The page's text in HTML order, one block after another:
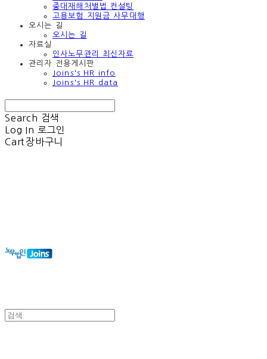
중대재해처벌법 컨설팅
고용보험 지원금 사무대행
오시는 길
오시는 길
자료실
인사노무관리 최신자료
관리자 전용게시판
Joins's HR info
Joins's HR data
Search 검색
Log In 로그인
Cart장바구니